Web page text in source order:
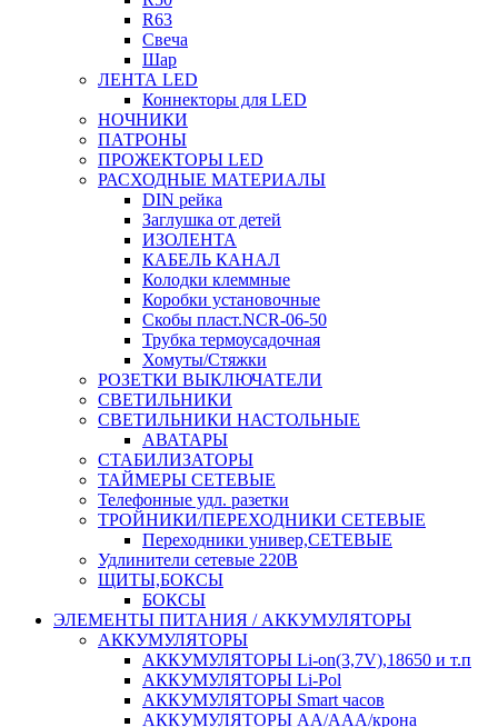
R63
Свеча
Шар
ЛЕНТА LED
Коннекторы для LED
НОЧНИКИ
ПАТРОНЫ
ПРОЖЕКТОРЫ LED
РАСХОДНЫЕ МАТЕРИАЛЫ
DIN рейка
Заглушка от детей
ИЗОЛЕНТА
КАБЕЛЬ КАНАЛ
Колодки клеммные
Коробки установочные
Скобы пласт.NCR-06-50
Трубка термоусадочная
Хомуты/Стяжки
РОЗЕТКИ ВЫКЛЮЧАТЕЛИ
СВЕТИЛЬНИКИ
СВЕТИЛЬНИКИ НАСТОЛЬНЫЕ
АВАТАРЫ
СТАБИЛИЗАТОРЫ
ТАЙМЕРЫ СЕТЕВЫЕ
Телефонные удл. разетки
ТРОЙНИКИ/ПЕРЕХОДНИКИ СЕТЕВЫЕ
Переходники универ,СЕТЕВЫЕ
Удлинители сетевые 220В
ЩИТЫ,БОКСЫ
БОКСЫ
ЭЛЕМЕНТЫ ПИТАНИЯ / АККУМУЛЯТОРЫ
АККУМУЛЯТОРЫ
АККУМУЛЯТОРЫ Li-on(3,7V),18650 и т.п
АККУМУЛЯТОРЫ Li-Pol
АККУМУЛЯТОРЫ Smart часов
АККУМУЛЯТОРЫ АА/ААА/крона